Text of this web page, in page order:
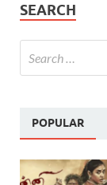
SEARCH
POPULAR